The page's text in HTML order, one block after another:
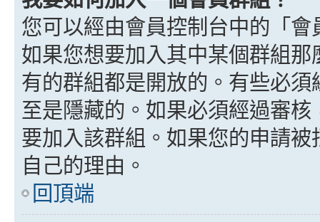
您可以經由會員控制台中的「
如果您想要加入其中某個群組
有的群組都是開放的。有些必
至是隱藏的。如果必須經過審
要加入該群組。如果您的申請
自己的理由。
回頂端